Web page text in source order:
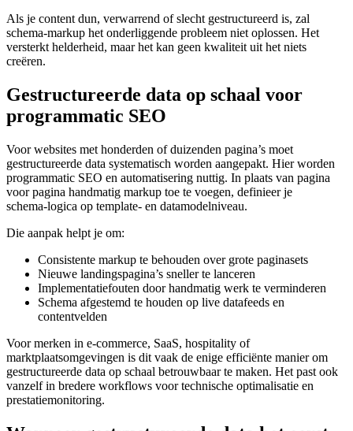
Als je content dun, verwarrend of slecht gestructureerd is, zal
schema‑markup het onderliggende probleem niet oplossen. Het
versterkt helderheid, maar het kan geen kwaliteit uit het niets
creëren.
Gestructureerde data op schaal voor
programmatic SEO
Voor websites met honderden of duizenden pagina’s moet
gestructureerde data systematisch worden aangepakt. Hier worden
programmatic SEO en automatisering nuttig. In plaats van pagina
voor pagina handmatig markup toe te voegen, definieer je
schema‑logica op template‑ en datamodelniveau.
Die aanpak helpt je om:
Consistente markup te behouden over grote paginasets
Nieuwe landingspagina’s sneller te lanceren
Implementatiefouten door handmatig werk te verminderen
Schema afgestemd te houden op live datafeeds en
contentvelden
Voor merken in e‑commerce, SaaS, hospitality of
marktplaatsomgevingen is dit vaak de enige efficiënte manier om
gestructureerde data op schaal betrouwbaar te maken. Het past ook
vanzelf in bredere workflows voor technische optimalisatie en
prestatiemonitoring.